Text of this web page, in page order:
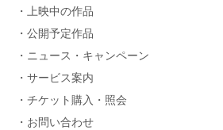
上映中の作品
公開予定作品
ニュース・キャンペーン
サービス案内
チケット購入・照会
お問い合わせ